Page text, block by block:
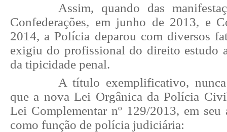
Assim, quando das
Confederações, em junho de 2013, e
2014, a Polícia deparou com diversos
exigiu do profissional do direito estudo
da tipicidade penal.
A título exemplificativo,
que a nova Lei Orgânica da Polícia
Lei Complementar nº 129/2013, em
como função de polícia judiciária: